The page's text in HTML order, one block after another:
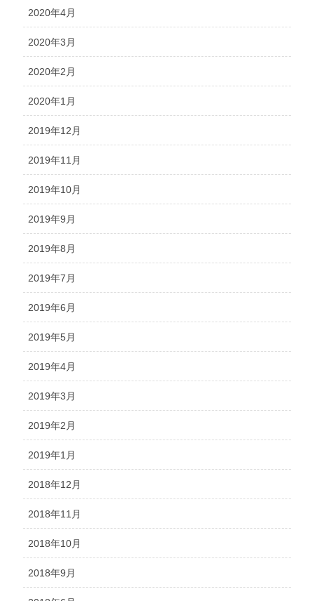
2020年4月
2020年3月
2020年2月
2020年1月
2019年12月
2019年11月
2019年10月
2019年9月
2019年8月
2019年7月
2019年6月
2019年5月
2019年4月
2019年3月
2019年2月
2019年1月
2018年12月
2018年11月
2018年10月
2018年9月